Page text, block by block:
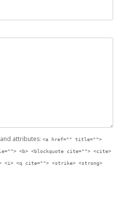
attributes: <a href="" title="">
<b> <blockquote cite=""> <cite>
<i> <q cite=""> <strike> <strong>